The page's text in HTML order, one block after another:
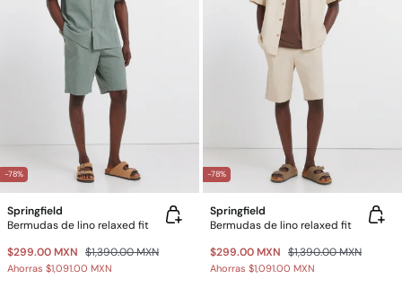
-78%
Springfield
Bermudas de lino relaxed fit
$299.00 MXN $1,390.00 MXN
Ahorras $1,091.00 MXN
-78%
Springfield
Bermudas de lino relaxed fit
$299.00 MXN $1,390.00 MXN
Ahorras $1,091.00 MXN